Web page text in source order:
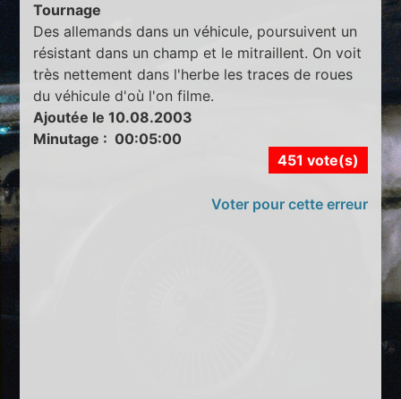
Tournage
Des allemands dans un véhicule, poursuivent un
résistant dans un champ et le mitraillent. On voit
très nettement dans l'herbe les traces de roues
du véhicule d'où l'on filme.
Ajoutée le 10.08.2003
Minutage : 00:05:00
451 vote(s)
Voter pour cette erreur